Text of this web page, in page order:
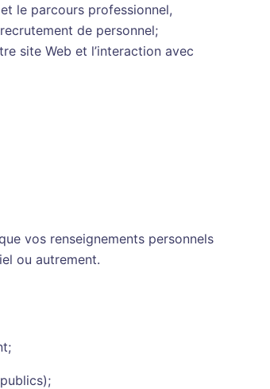
le parcours professionnel,
de personnel;
site Web et l’interaction avec
vos renseignements personnels
ou autrement.